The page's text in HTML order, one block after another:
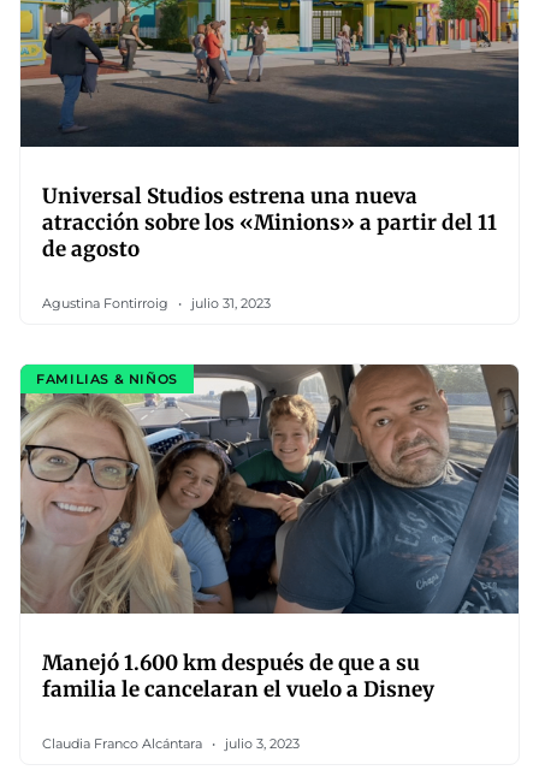
Universal Studios estrena una nueva
atracción sobre los «Minions» a partir del 11
de agosto
Agustina Fontirroig julio 31, 2023
FAMILIAS & NIÑOS
Manejó 1.600 km después de que a su
familia le cancelaran el vuelo a Disney
Claudia Franco Alcántara julio 3, 2023